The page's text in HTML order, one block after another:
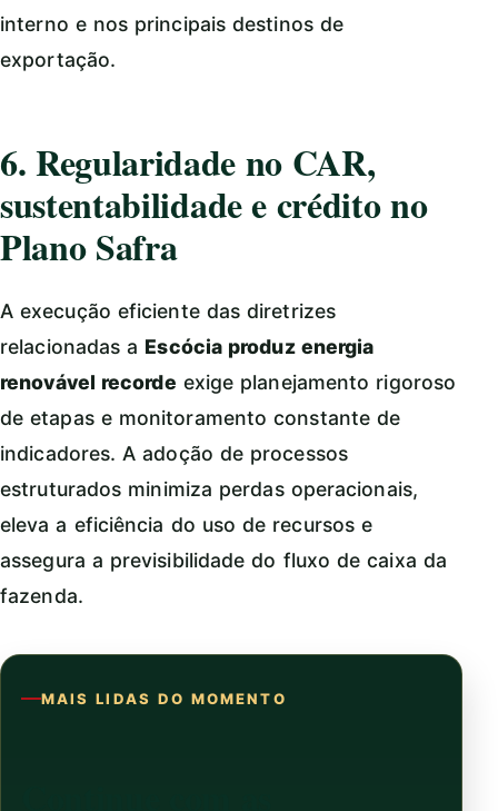
interno e nos principais destinos de
exportação.
6. Regularidade no CAR,
sustentabilidade e crédito no
Plano Safra
A execução eficiente das diretrizes
relacionadas a Escócia produz energia
renovável recorde exige planejamento rigoroso
de etapas e monitoramento constante de
indicadores. A adoção de processos
estruturados minimiza perdas operacionais,
eleva a eficiência do uso de recursos e
assegura a previsibilidade do fluxo de caixa da
fazenda.
MAIS LIDAS DO MOMENTO